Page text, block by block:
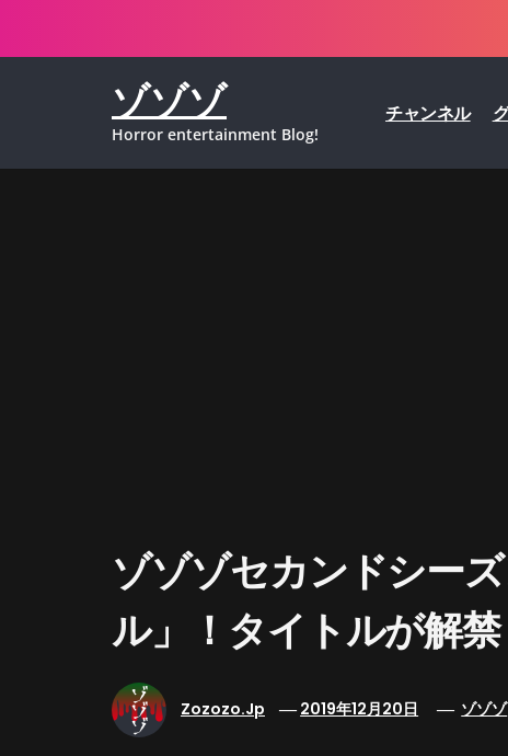
テ
ス
ゾゾゾ
Horror entertainment Blog!
チャンネル
ゾゾゾセカンドシー
ル」！タイトルが解禁
Zozozo.jp 2019年12月20日 ゾゾゾ